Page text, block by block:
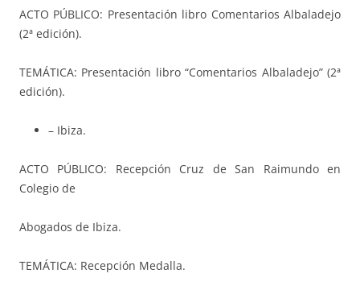
ACTO PÚBLICO: Presentación libro Comentarios Albaladejo
(2ª edición).
TEMÁTICA: Presentación libro “Comentarios Albaladejo” (2ª
edición).
– Ibiza.
ACTO PÚBLICO: Recepción Cruz de San Raimundo en
Colegio de
Abogados de Ibiza.
TEMÁTICA: Recepción Medalla.